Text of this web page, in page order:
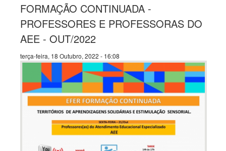
FORMAÇÃO CONTINUADA -
PROFESSORES E PROFESSORAS DO
AEE - OUT/2022
terça-feira, 18 Outubro, 2022 - 16:08